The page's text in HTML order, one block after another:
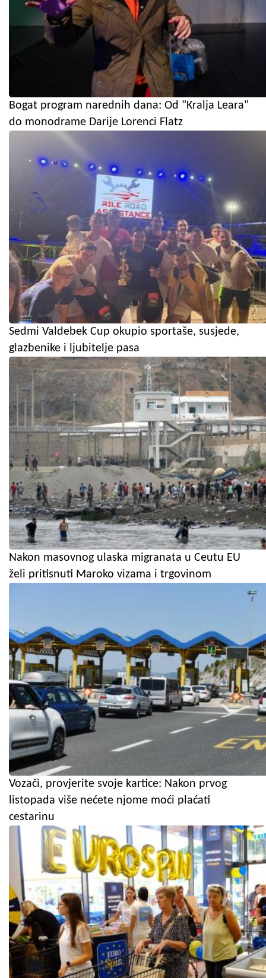
Bogat program narednih dana: Od "Kralja Leara"
do monodrame Darije Lorenci Flatz
Sedmi Valdebek Cup okupio sportaše, susjede,
glazbenike i ljubitelje pasa
Nakon masovnog ulaska migranata u Ceutu EU
želi pritisnuti Maroko vizama i trgovinom
Vozači, provjerite svoje kartice: Nakon prvog
listopada više nećete njome moći plaćati
cestarinu